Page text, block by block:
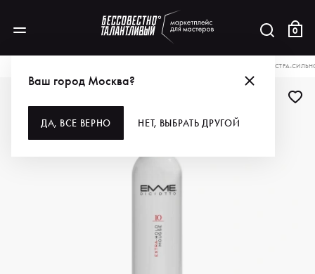
0
Ваш город Москва?
ДА, ВСЕ ВЕРНО НЕТ, ВЫБРАТЬ ДРУГОЙ
EMMEDICIOTTO МУСС ДЛЯ ВОЛОС ЭКСТРА-